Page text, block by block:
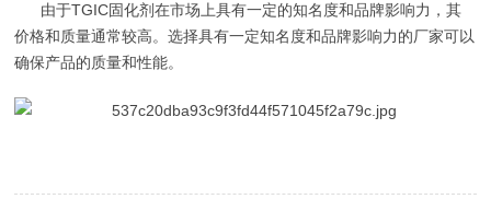
由于‌TGIC固化剂在市场上具有一定的知名度和品牌影响力，其
价格和质量通常较高。选择具有一定知名度和品牌影响力的厂家可以
确保产品的质量和性能‌。